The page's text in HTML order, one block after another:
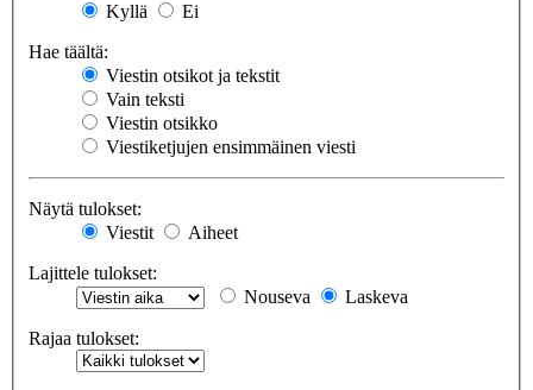
Kyllä
Ei
Hae täältä:
Viestin otsikot ja tekstit
Vain teksti
Viestin otsikko
Viestiketjujen ensimmäinen viesti
Näytä tulokset:
Viestit
Aiheet
Lajittele tulokset:
Nouseva
Laskeva
Rajaa tulokset: